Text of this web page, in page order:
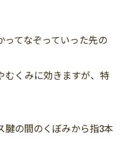
なぞっていった先の
みに効きますが、特
間のくぼみから指3本